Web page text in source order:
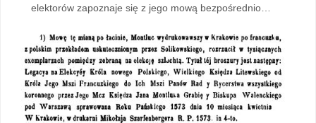
elektorów zapoznaje się z jego mową bezpośrednio…